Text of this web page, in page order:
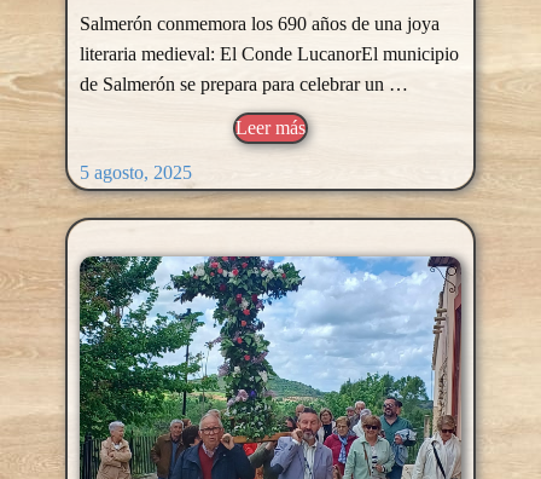
Salmerón conmemora los 690 años de una joya
literaria medieval: El Conde LucanorEl municipio
de Salmerón se prepara para celebrar un …
Leer más
5 agosto, 2025